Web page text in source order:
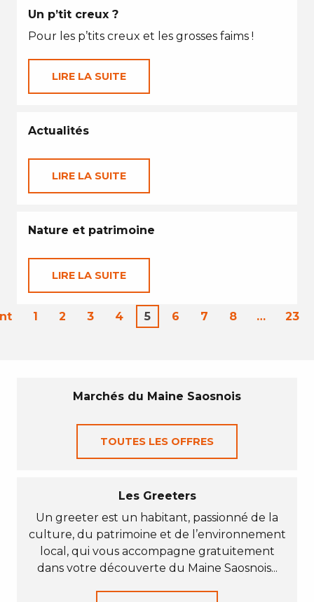
Un p’tit creux ?
Pour les p’tits creux et les grosses faims !
LIRE LA SUITE
Actualités
LIRE LA SUITE
Nature et patrimoine
LIRE LA SUITE
1 2 3 4 5 6 7 8 … 23
Marchés du Maine Saosnois
TOUTES LES OFFRES
Les Greeters
Un greeter est un habitant, passionné de la
culture, du patrimoine et de l’environnement
local, qui vous accompagne gratuitement
dans votre découverte du Maine Saosnois...